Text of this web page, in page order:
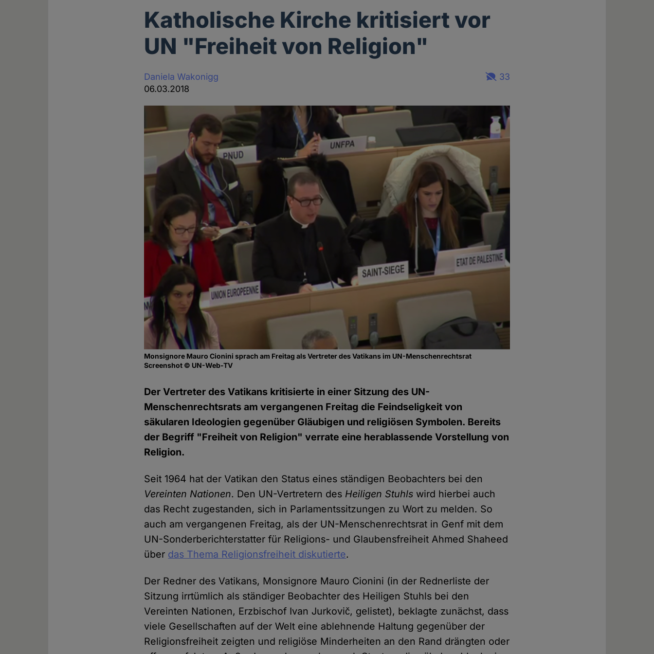
Katholische Kirche kritisiert vor
UN "Freiheit von Religion"
Daniela Wakonigg
06.03.2018
33
Monsignore Mauro Cionini sprach am Freitag als Vertreter des Vatikans im UN-Menschenrechtsrat
Screenshot © UN-Web-TV
Der Vertreter des Vatikans kritisierte in einer Sitzung des UN-
Menschenrechtsrats am vergangenen Freitag die Feindseligkeit von
säkularen Ideologien gegenüber Gläubigen und religiösen Symbolen. Bereits
der Begriff "Freiheit von Religion" verrate eine herablassende Vorstellung von
Religion.
Seit 1964 hat der Vatikan den Status eines ständigen Beobachters bei den
Vereinten Nationen. Den UN-Vertretern des Heiligen Stuhls wird hierbei auch
das Recht zugestanden, sich in Parlamentssitzungen zu Wort zu melden. So
auch am vergangenen Freitag, als der UN-Menschenrechtsrat in Genf mit dem
UN-Sonderberichterstatter für Religions- und Glaubensfreiheit Ahmed Shaheed
über das Thema Religionsfreiheit diskutierte.
Der Redner des Vatikans, Monsignore Mauro Cionini (in der Rednerliste der
Sitzung irrtümlich als ständiger Beobachter des Heiligen Stuhls bei den
Vereinten Nationen, Erzbischof Ivan Jurkovič, gelistet), beklagte zunächst, dass
viele Gesellschaften auf der Welt eine ablehnende Haltung gegenüber der
Religionsfreiheit zeigten und religiöse Minderheiten an den Rand drängten oder